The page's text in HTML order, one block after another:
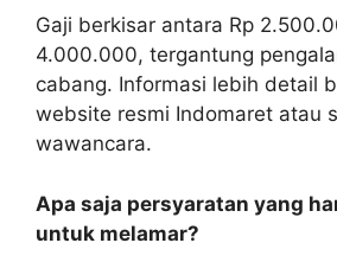
Gaji berkisar antara Rp
4.000.000, tergantung
cabang. Informasi lebih detail
website resmi Indomaret atau
wawancara.
Apa saja persyaratan yang
untuk melamar?